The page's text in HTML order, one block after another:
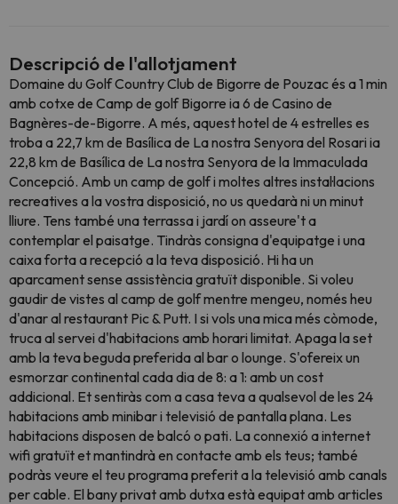
Descripció de l'allotjament
Domaine du Golf Country Club de Bigorre de Pouzac és a 1 min
amb cotxe de Camp de golf Bigorre ia 6 de Casino de
Bagnères-de-Bigorre. A més, aquest hotel de 4 estrelles es
troba a 22,7 km de Basílica de La nostra Senyora del Rosari ia
22,8 km de Basílica de La nostra Senyora de la Immaculada
Concepció. Amb un camp de golf i moltes altres instal·lacions
recreatives a la vostra disposició, no us quedarà ni un minut
lliure. Tens també una terrassa i jardí on asseure't a
contemplar el paisatge. Tindràs consigna d'equipatge i una
caixa forta a recepció a la teva disposició. Hi ha un
aparcament sense assistència gratuït disponible. Si voleu
gaudir de vistes al camp de golf mentre mengeu, només heu
d'anar al restaurant Pic & Putt. I si vols una mica més còmode,
truca al servei d'habitacions amb horari limitat. Apaga la set
amb la teva beguda preferida al bar o lounge. S'ofereix un
esmorzar continental cada dia de 8: a 1: amb un cost
addicional. Et sentiràs com a casa teva a qualsevol de les 24
habitacions amb minibar i televisió de pantalla plana. Les
habitacions disposen de balcó o pati. La connexió a internet
wifi gratuït et mantindrà en contacte amb els teus; també
podràs veure el teu programa preferit a la televisió amb canals
per cable. El bany privat amb dutxa està equipat amb articles